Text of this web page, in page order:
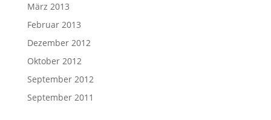
März 2013
Februar 2013
Dezember 2012
Oktober 2012
September 2012
September 2011